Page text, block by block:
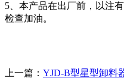
5、本产品在出厂前，以注
检查加油。
上一篇： YJD-B型星型卸料